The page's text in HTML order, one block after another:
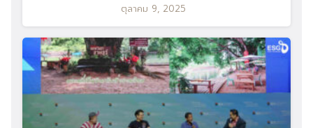
ตุลาคม 9, 2025